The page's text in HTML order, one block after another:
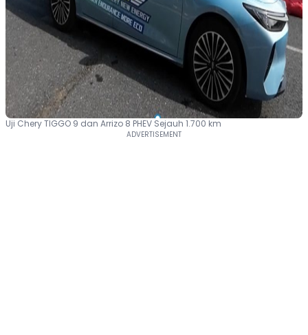
Uji Chery TIGGO 9 dan Arrizo 8 PHEV Sejauh 1.700 km